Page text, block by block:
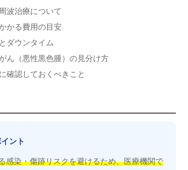
波治療について
かる費用の目安
ダウンタイム
ん（悪性黒色腫）の見分け方
確認しておくべきこと
ント
感染・傷跡リスクを避けるため、医療機関で